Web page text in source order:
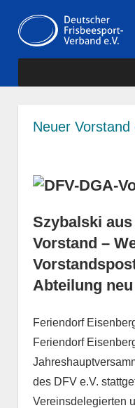
Inhalt
springen
Neuer
Szybalski
Vorstand –
Abteilung
Feriendorf
Feriendorf
des DFV e.V.
Vereinsdelegierten